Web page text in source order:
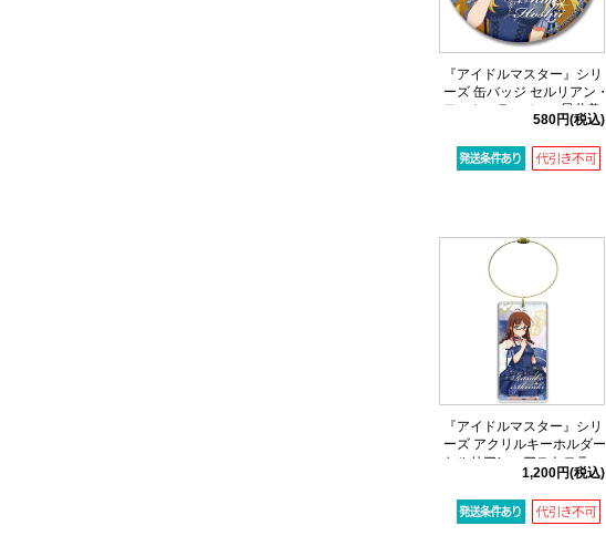
『アイドルマスター』シリ
ーズ 缶バッジ セルリアン・
アストロラーベver. 星井美
580円(税込)
『アイドルマスター』シリ
ーズ アクリルキーホルダー
セルリアン・アストロラー
ベver. 秋月律子1,200円(税込)